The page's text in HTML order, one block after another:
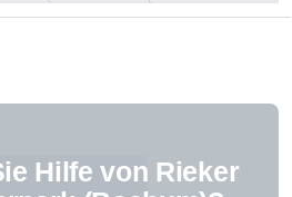
Hilfe von Rieker